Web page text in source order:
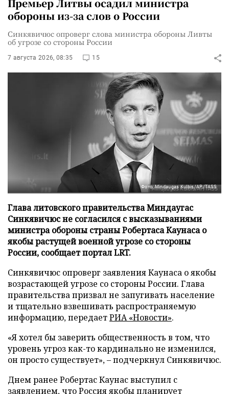
Премьер Литвы осадил министра
обороны из-за слов о России
Синкявичюс опроверг слова министра обороны Ливты
об угрозе со стороны России
7 августа 2026, 08:35 15
Фото: Mindaugas Kulbis/AP/TASS
Глава литовского правительства Миндаугас
Синкявичюс не согласился с высказываниями
министра обороны страны Робертаса Каунаса о
якобы растущей военной угрозе со стороны
России, сообщает портал LRT.
Синкявичюс опроверг заявления Каунаса о якобы
возрастающей угрозе со стороны России. Глава
правительства призвал не запугивать население
и тщательно взвешивать распространяемую
информацию, передаетРИА «Новости».
«Я хотел бы заверить общественность в том, что
уровень угроз как-то кардинально не изменился,
он просто существует», – подчеркнул Синкявичюс.
Днем ранее Робертас Каунас выступил с
заявлением, что Россия якобы планирует